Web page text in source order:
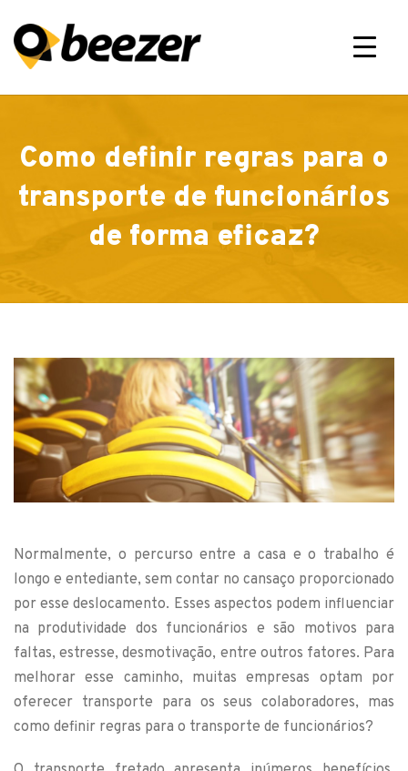
Como definir regras para o
transporte de funcionários
de forma eficaz?
Normalmente, o percurso entre a casa e o trabalho é
longo e entediante, sem contar no cansaço proporcionado
por esse deslocamento. Esses aspectos podem influenciar
na produtividade dos funcionários e são motivos para
faltas, estresse, desmotivação, entre outros fatores. Para
melhorar esse caminho, muitas empresas optam por
oferecer transporte para os seus colaboradores, mas
como definir regras para o transporte de funcionários?